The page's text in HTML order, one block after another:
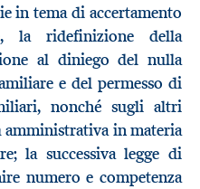
in tema di accertamento
la ridefinizione della
al diniego del nulla
e del permesso di
nonché sugli altri
in materia
la successiva legge di
numero e competenza